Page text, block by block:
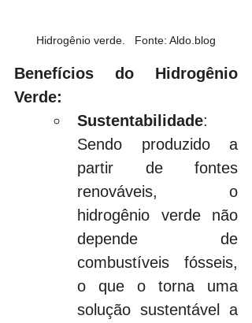
Hidrogênio verde.   Fonte: Aldo.blog
Benefícios do Hidrogênio
Verde:
Sustentabilidade:
Sendo produzido a
partir de fontes
renováveis, o
hidrogênio verde não
depende de
combustíveis fósseis,
o que o torna uma
solução sustentável a